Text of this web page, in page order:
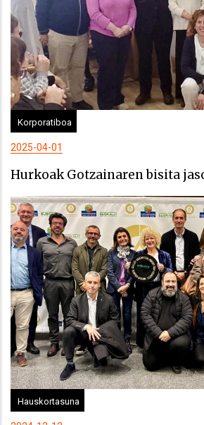
Korporatiboa
2025-04-01
Hurkoak Gotzainaren bisita
Hauskortasuna